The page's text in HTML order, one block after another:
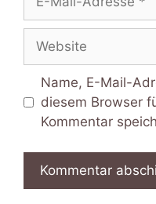
Adresse
Website
Name, E-Mail-
diesem Browser
Kommentar